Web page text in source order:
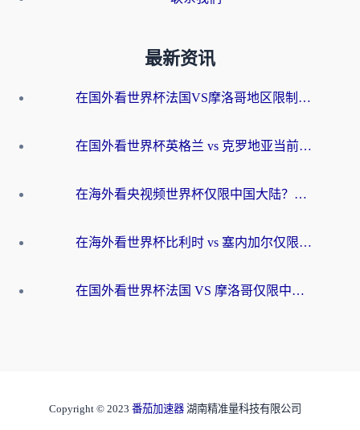
最新资讯
在国外看世界杯法国VS摩洛哥地区限制？这篇指南让你流畅看中文解说无压力
在国外看世界杯英格兰 vs 克罗地亚当前地区不可播放？这篇指南帮你搞定所有海外观赛难题
在海外看央视频世界杯仅限中国大陆？这篇指南帮你解锁中文解说+无卡顿直播
在海外看世界杯比利时 vs 塞内加尔仅限中国大陆？我找到了最流畅的中文解说之路
在国外看世界杯法国 VS 摩洛哥仅限中国大陆？海外党这样看中文解说赛事不卡顿
Copyright © 2023 番茄加速器 湖南精准量科技有限公司